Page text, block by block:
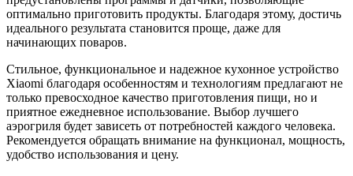
оптимально приготовить продукты. Благодаря этому, достичь
идеального результата становится проще, даже для
начинающих поваров.
Стильное, функциональное и надежное кухонное устройство
Xiaomi благодаря особенностям и технологиям предлагают не
только превосходное качество приготовления пищи, но и
приятное ежедневное использование. Выбор лучшего
аэрогриля будет зависеть от потребностей каждого человека.
Рекомендуется обращать внимание на функционал, мощность,
удобство использования и цену.